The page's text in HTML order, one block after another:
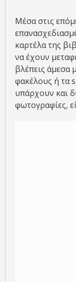
Μέσα στις
καρτέλα της
να έχουν
βλέπεις άμεσα
φακέλους ή τα
υπάρχουν και
φωτογραφίες,